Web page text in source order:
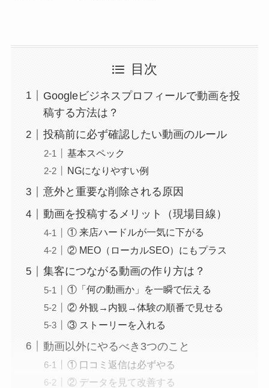
目次
Googleビジネスプロフィールで動画を投
稿する方法は？
投稿前に必ず確認したい動画のルール
基本スペック
NGになりやすい例
意外と重要な削除される原因
動画を投稿するメリット（現場目線）
① 来店ハードルが一気に下がる
② MEO（ローカルSEO）にもプラス
集客につながる動画の作り方は？
①「何の動画か」を一瞬で伝える
② 外観→内観→体験の順番で見せる
③ ストーリーを入れる
動画以外にやるべき3つのこと
① 口コミ返信は必ずやる
② データを見て改善する